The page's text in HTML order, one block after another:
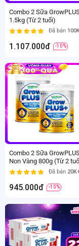
Combo 2 Sữa
1.5kg (Từ 2 tuổi)
Đã bán
1.107.000đ -10%
Combo 2 Sữa
Non Vàng 800g (Từ 2
Đã bán
945.000đ -10%